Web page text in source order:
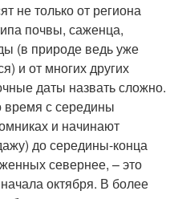
не только от региона
почвы, саженца,
(в природе ведь уже
и от многих других
даты назвать сложно.
время с середины
и начинают
до середины-конца
севернее, – это
октября. В более